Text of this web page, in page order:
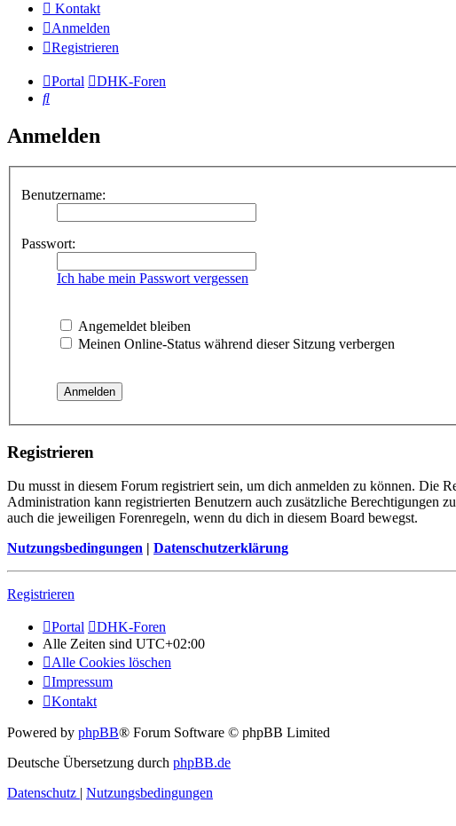
Kontakt
Anmelden
Registrieren
Portal
DHK-Foren
Suche
Anmelden
Benutzername:
Passwort:
Ich habe mein Passwort vergessen
Angemeldet bleiben
Meinen Online-Status während dieser Sitzung verbergen
Registrieren
Du musst in diesem Forum registriert sein, um dich anmelden zu können.
Administration kann registrierten Benutzern auch zusätzliche Berechtigungen
auch die jeweiligen Forenregeln, wenn du dich in diesem Board bewegst.
Nutzungsbedingungen | Datenschutzerklärung
Registrieren
Portal
DHK-Foren
Alle Zeiten sind UTC+02:00
Alle Cookies löschen
Impressum
Kontakt
Powered by phpBB® Forum Software © phpBB Limited
Deutsche Übersetzung durch phpBB.de
Datenschutz | Nutzungsbedingungen